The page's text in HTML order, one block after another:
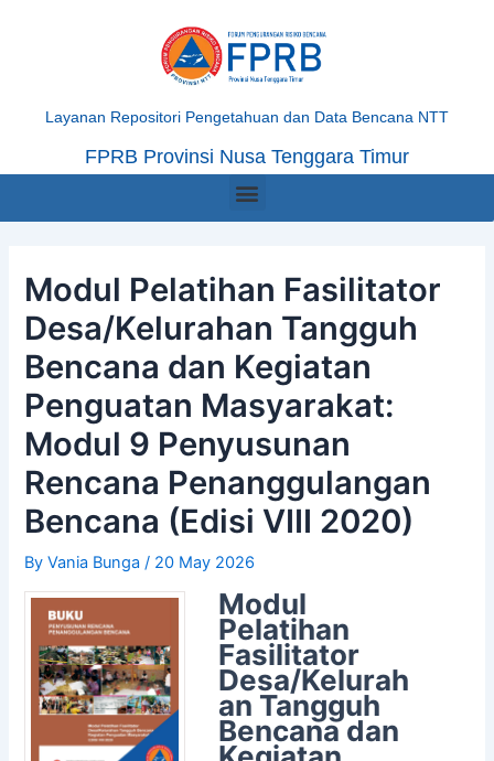
Layanan Repositori Pengetahuan dan Data Bencana NTT
FPRB Provinsi Nusa Tenggara Timur
Menu
Modul Pelatihan Fasilitator
Desa/Kelurahan Tangguh
Bencana dan Kegiatan
Penguatan Masyarakat:
Modul 9 Penyusunan
Rencana Penanggulangan
Bencana (Edisi VIII 2020)
ByVania Bunga/ 20 May 2026
Modul
Pelatihan
Fasilitator
Desa/Kelurah
an Tangguh
Bencana dan